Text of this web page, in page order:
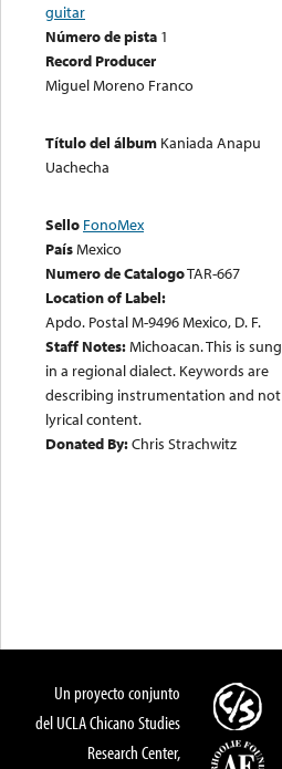
guitar
Número de pista 1
Record Producer
Miguel Moreno Franco
Título del álbum Kaniada Anapu
Uachecha
Sello FonoMex
PaísMexico
Numero de CatalogoTAR-667
Location of Label:
Apdo. Postal M-9496 Mexico, D. F.
Staff Notes:Michoacan. This is sung
in a regional dialect. Keywords are
describing instrumentation and not
lyrical content.
Donated By:Chris Strachwitz
Un proyecto conjunto
del UCLA Chicano Studies
Research Center,